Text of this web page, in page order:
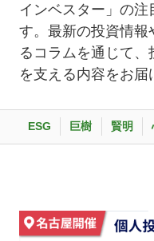
インベスター」の注
す。最新の投資情報
るコラムを通じて
を支える内容をお届
ESG 巨樹 賢明